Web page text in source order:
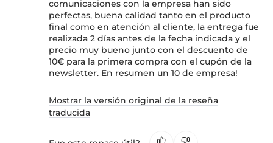
comunicaciones con la empresa han sido
perfectas, buena calidad tanto en el producto
final como en atención al cliente, la entrega fue
realizada 2 días antes de la fecha indicada y el
precio muy bueno junto con el descuento de
10€ para la primera compra con el cupón de la
newsletter. En resumen un 10 de empresa!
Mostrar la versión original de la reseña
traducida